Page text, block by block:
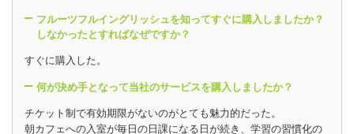
フルーツフルイングリッシュを知ってすぐに購入しましたか？
しなかったとすればなぜですか？
すぐに購入した。
何が決め手となって当社のサービスを購入しましたか？
チケット制で有効期限がないのがとても魅力的だった。
朝カフェへの入室が毎日の日課になる日が続き、学習の習慣化の